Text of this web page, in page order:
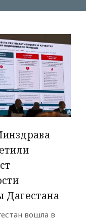
Дагестана
вошла в